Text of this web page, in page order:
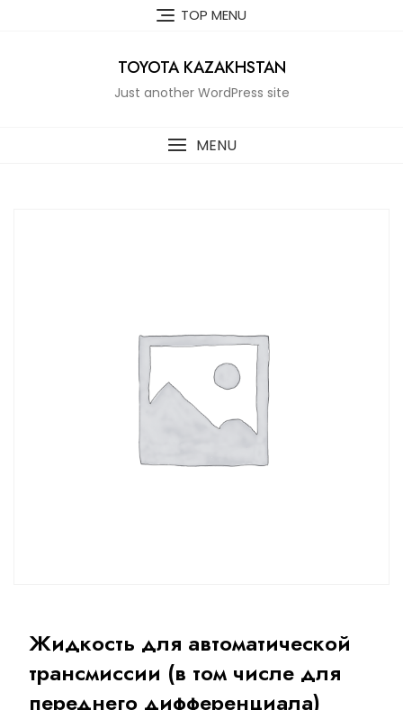
TOP MENU
TOYOTA KAZAKHSTAN
Just another WordPress site
MENU
Жидкость для автоматической
трансмиссии (в том числе для
переднего дифференциала)